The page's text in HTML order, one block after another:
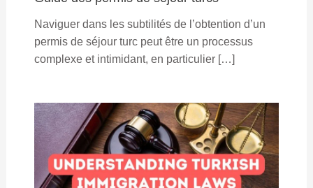
Naviguer dans les subtilités de l’obtention d’un
permis de séjour turc peut être un processus
complexe et intimidant, en particulier […]